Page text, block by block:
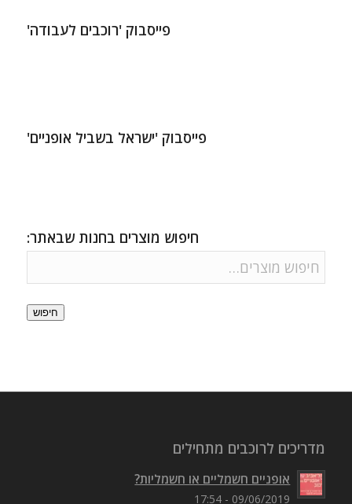
פייסבוק 'רוכבים לעבודה'
פייסבוק 'ישראל בשביל אופניים'
חיפוש מוצרים בחנות שבאתר:
חיפוש
מדריכים לרוכבים מתחילים
אופניים חשמליים או חשמליות?
09/06/2019 - 17:54